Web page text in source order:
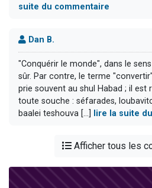
suite du commentaire
Dan B.
"Conquérir le monde", dans le
sûr. Par contre, le terme
prie souvent au shul Habad ; il est
toute souche : séfarades,
baalei teshouva [...]
lire la suite
Afficher tous les